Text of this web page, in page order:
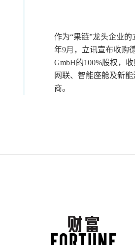
作为“果链”龙头企业
年9月，立讯宣布收购
GmbH的100%股权，
网联、智能座舱及新
商。